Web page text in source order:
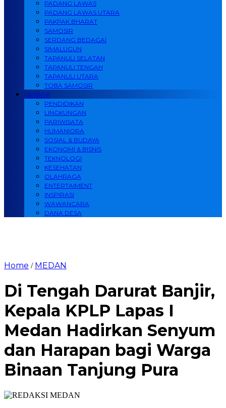
PADANG LAWAS
PADANG LAWAS UTARA
PAKPAK BHARAT
SAMOSIR
SERDANG BEDAGAI
SIMALUGUN
TAPANULI SELATAN
TAPANULI TENGAH
TAPANULI UTARA
TOBA SAMOSIR
LAINNYA
PENDIDIKAN
LINGKUNGAN
PARIWISATA
HUMANIORA
SOSIAL & BUDAYA
EKONOMI & BISNIS
TEKNOLOGI
KESEHATAN
OLAHRAGA
ENTERTAIMENT
INSPIRASI
WAWANCARA
DANA DESA
Home / MEDAN
Di Tengah Darurat Banjir,
Kepala KPLP Lapas I
Medan Hadirkan Senyum
dan Harapan bagi Warga
Binaan Tanjung Pura